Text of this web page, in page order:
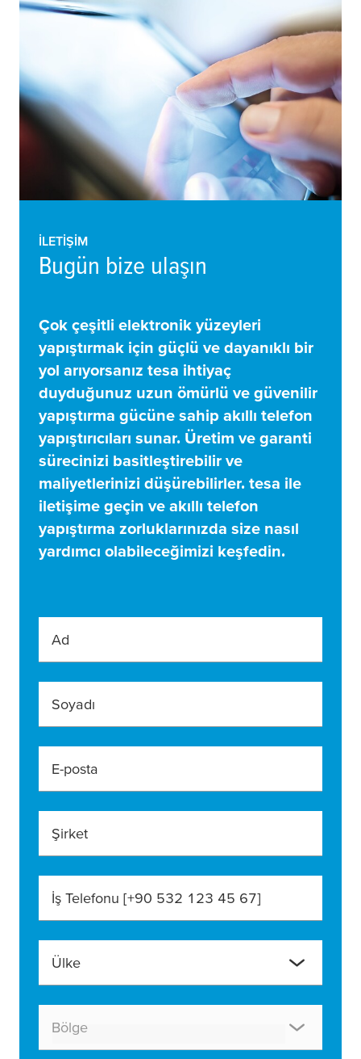
İLETIŞIM
Bugün bize ulaşın
Çok çeşitli elektronik yüzeyleri
yapıştırmak için güçlü ve dayanıklı bir
yol arıyorsanız tesa ihtiyaç
duyduğunuz uzun ömürlü ve güvenilir
yapıştırma gücüne sahip akıllı telefon
yapıştırıcıları sunar. Üretim ve garanti
sürecinizi basitleştirebilir ve
maliyetlerinizi düşürebilirler. tesa ile
iletişime geçin ve akıllı telefon
yapıştırma zorluklarınızda size nasıl
yardımcı olabileceğimizi keşfedin.
Ad
Soyadı
E-posta
Şirket
İş Telefonu [+90 532 123 45 67]
Ülke
Bölge